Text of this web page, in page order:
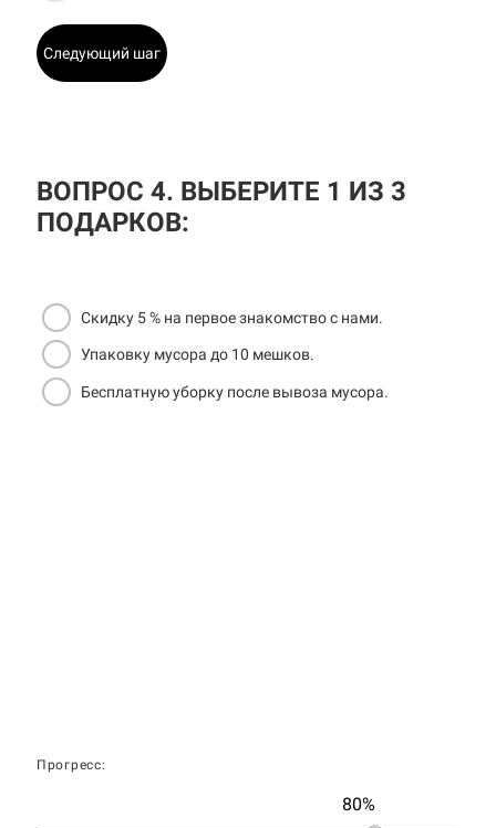
Следующий шаг
ВОПРОС 4. ВЫБЕРИТЕ 1 ИЗ 3
ПОДАРКОВ:
Скидку 5 % на первое знакомство с нами.
Упаковку мусора до 10 мешков.
Бесплатную уборку после вывоза мусора.
Прогресс:
80%